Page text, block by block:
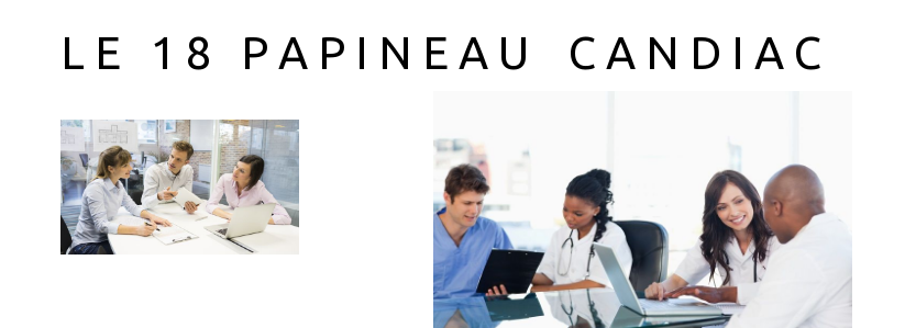
L E 1 8 P A P I N E A U C A N D I A C